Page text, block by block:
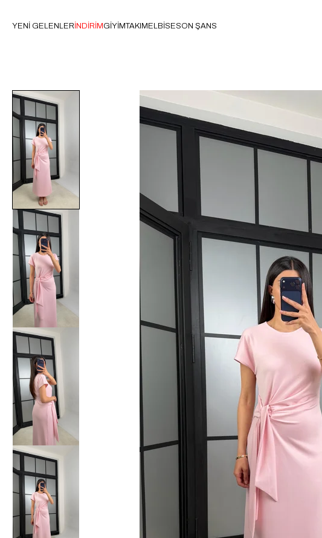
YENİ GELENLERİNDİRİMGİYİMTAKIMELBİSESON ŞANS